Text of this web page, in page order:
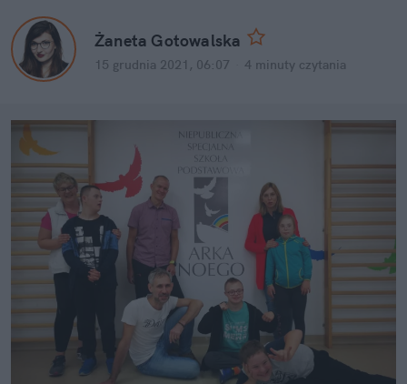
Żaneta Gotowalska
15 grudnia 2021, 06:07 4 minuty czytania